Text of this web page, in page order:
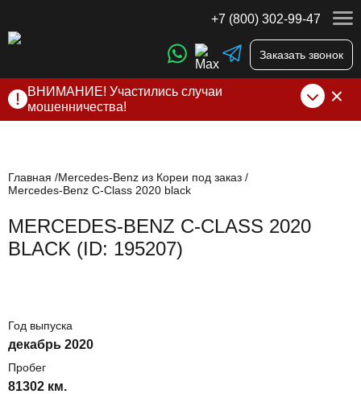
+7 (800) 302-99-47
Заказать звонок
ВНИМАНИЕ! Участились случаи
мошенничества!
нами по официальнымконтактам, указанным в соц сетях
и на сайте
Главная
Mercedes-Benz из Кореи под заказ
Mercedes-Benz C-Class 2020 black
MERCEDES-BENZ C-CLASS 2020
BLACK (ID: 195207)
Год выпуска
декабрь 2020
Пробег
81302 км.